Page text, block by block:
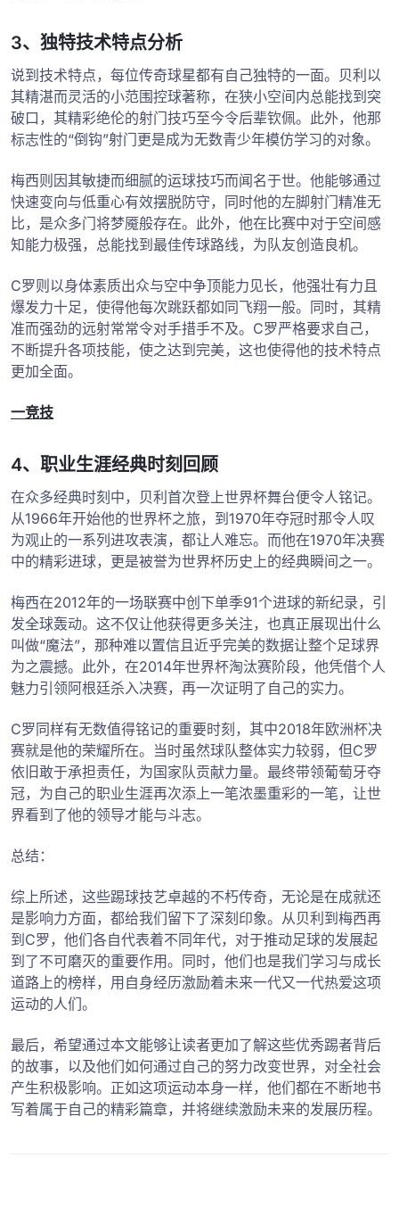
3、独特技术特点分析
说到技术特点，每位传奇球星都有自己独特的一面。贝利以
其精湛而灵活的小范围控球著称，在狭小空间内总能找到突
破口，其精彩绝伦的射门技巧至今令后辈钦佩。此外，他那
标志性的“倒钩”射门更是成为无数青少年模仿学习的对象。
梅西则因其敏捷而细腻的运球技巧而闻名于世。他能够通过
快速变向与低重心有效摆脱防守，同时他的左脚射门精准无
比，是众多门将梦魇般存在。此外，他在比赛中对于空间感
知能力极强，总能找到最佳传球路线，为队友创造良机。
C罗则以身体素质出众与空中争顶能力见长，他强壮有力且
爆发力十足，使得他每次跳跃都如同飞翔一般。同时，其精
准而强劲的远射常常令对手措手不及。C罗严格要求自己，
不断提升各项技能，使之达到完美，这也使得他的技术特点
更加全面。
一竞技
4、职业生涯经典时刻回顾
在众多经典时刻中，贝利首次登上世界杯舞台便令人铭记。
从1966年开始他的世界杯之旅，到1970年夺冠时那令人叹
为观止的一系列进攻表演，都让人难忘。而他在1970年决赛
中的精彩进球，更是被誉为世界杯历史上的经典瞬间之一。
梅西在2012年的一场联赛中创下单季91个进球的新纪录，引
发全球轰动。这不仅让他获得更多关注，也真正展现出什么
叫做“魔法”，那种难以置信且近乎完美的数据让整个足球界
为之震撼。此外，在2014年世界杯淘汰赛阶段，他凭借个人
魅力引领阿根廷杀入决赛，再一次证明了自己的实力。
C罗同样有无数值得铭记的重要时刻，其中2018年欧洲杯决
赛就是他的荣耀所在。当时虽然球队整体实力较弱，但C罗
依旧敢于承担责任，为国家队贡献力量。最终带领葡萄牙夺
冠，为自己的职业生涯再次添上一笔浓墨重彩的一笔，让世
界看到了他的领导才能与斗志。
总结：
综上所述，这些踢球技艺卓越的不朽传奇，无论是在成就还
是影响力方面，都给我们留下了深刻印象。从贝利到梅西再
到C罗，他们各自代表着不同年代，对于推动足球的发展起
到了不可磨灭的重要作用。同时，他们也是我们学习与成长
道路上的榜样，用自身经历激励着未来一代又一代热爱这项
运动的人们。
最后，希望通过本文能够让读者更加了解这些优秀踢者背后
的故事，以及他们如何通过自己的努力改变世界，对全社会
产生积极影响。正如这项运动本身一样，他们都在不断地书
写着属于自己的精彩篇章，并将继续激励未来的发展历程。